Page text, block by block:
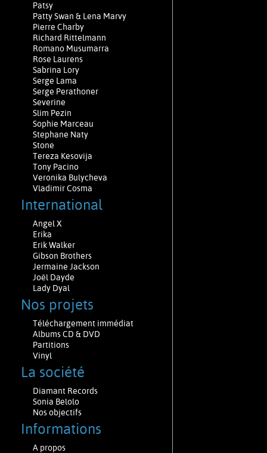
Patsy
Patty Swan & Lena Marvy
Pierre Charby
Richard Rittelmann
Romano Musumarra
Rose Laurens
Sabrina Lory
Serge Lama
Serge Perathoner
Severine
Slim Pezin
Sophie Marceau
Stephane Naty
Stone
Tereza Kesovija
Tony Pacino
Veronika Bulycheva
Vladimir Cosma
International
Angel X
Erika
Erik Walker
Gibson Brothers
Jermaine Jackson
Joël Dayde
Lady Dyal
Nos projets
Téléchargement immédiat
Albums CD & DVD
Partitions
Vinyl
La société
Diamant Records
Sonia Belolo
Nos objectifs
Informations
A propos